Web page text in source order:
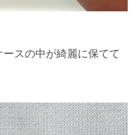
スの中が綺麗に保てて